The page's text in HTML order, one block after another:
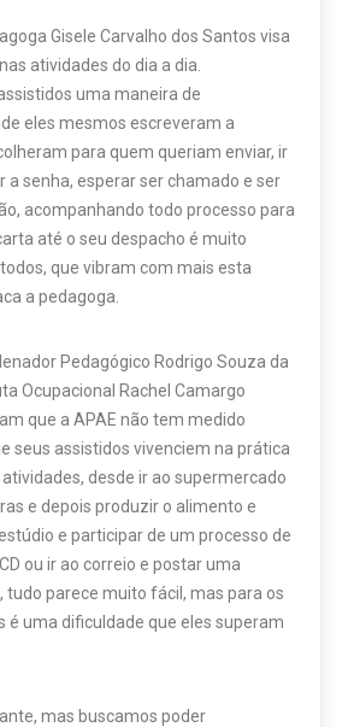
Gisele Carvalho dos Santos visa
atividades do dia a dia.
uma maneira de
eles mesmos escreveram a
para quem queriam enviar, ir
a senha, esperar ser chamado e ser
acompanhando todo processo para
até o seu despacho é muito
que vibram com mais esta
a pedagoga.
Pedagógico Rodrigo Souza da
Ocupacional Rachel Camargo
que a APAE não tem medido
seus assistidos vivenciem na prática
desde ir ao supermercado
e depois produzir o alimento e
e participar de um processo de
ou ir ao correio e postar uma
tudo parece muito fácil, mas para os
é uma dificuldade que eles superam
mas buscamos poder